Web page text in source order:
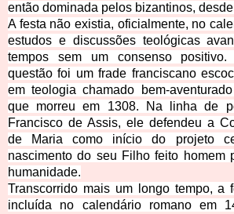
então dominada pelos bizantinos,
A festa não existia, oficialmente, no
estudos e discussões teológicas
tempos sem um consenso
questão foi um frade franciscano
em teologia chamado bem-
que morreu em 1308. Na linha de
Francisco de Assis, ele defendeu a
de Maria como início do projeto
nascimento do seu Filho feito homem
humanidade.
Transcorrido mais um longo tempo, a
incluída no calendário romano em